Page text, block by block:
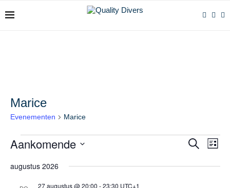
Marice
Evenementen Marice
Zoeken
ZOEKEN
LIJST
Aankomende
een
datum.
augustus 2026
27 augustus @ 20:00 -23:30 UTC+1